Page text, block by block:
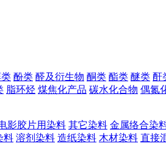
酚类 醛及衍生物 酮类 酯类 醚类 酐
脂环烃 煤焦化产品 碳水化合物 偶氮
影胶片用染料 其它染料 金属络合染
料 溶剂染料 造纸染料 木材染料 直接